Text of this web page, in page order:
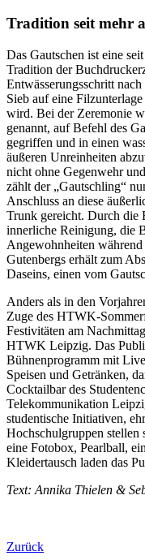
Tradition seit mehr
Das Gautschen ist eine
Tradition der
Entwässerungsschritt
Sieb auf eine Filzunterlage
wird. Bei der Zeremonie
genannt, auf Befehl des
gegriffen und in einen
äußeren Unreinheiten
nicht ohne Gegenwehr
zählt der „Gautschling“
Anschluss an diese
Trunk gereicht. Durch die
innerliche Reinigung, die
Angewohnheiten
Gutenbergs erhält zum
Daseins, einen vom
Anders als in den
Zuge des HTWK-
Festivitäten am
HTWK Leipzig. Das
Bühnenprogramm mit
Speisen und Getränken,
Cocktailbar des
Telekommunikation
studentische Initiativen,
Hochschulgruppen
eine Fotobox, Pearlball,
Kleidertausch laden das
Text: Annika Thielen &
Zurück